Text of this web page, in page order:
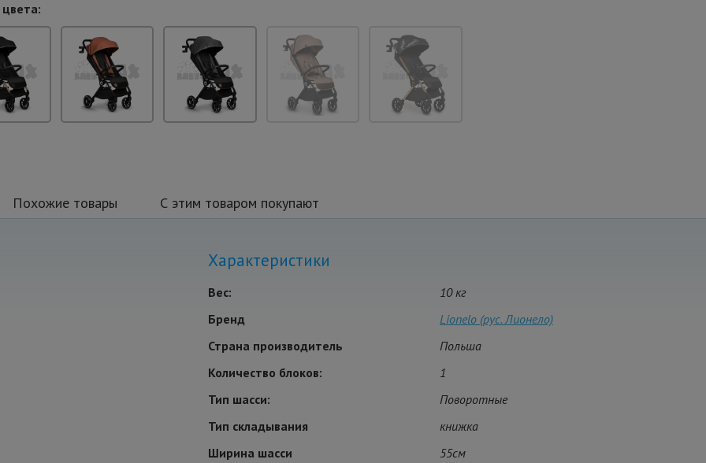
Похожие товары С этим товаром покупают
Характеристики
Вес:
10 кг
Бренд
Lionelo (рус. Лионело)
Страна производитель
Польша
Количество блоков:
1
Тип шасси:
Поворотные
Тип складывания
книжка
Ширина шасси
55см